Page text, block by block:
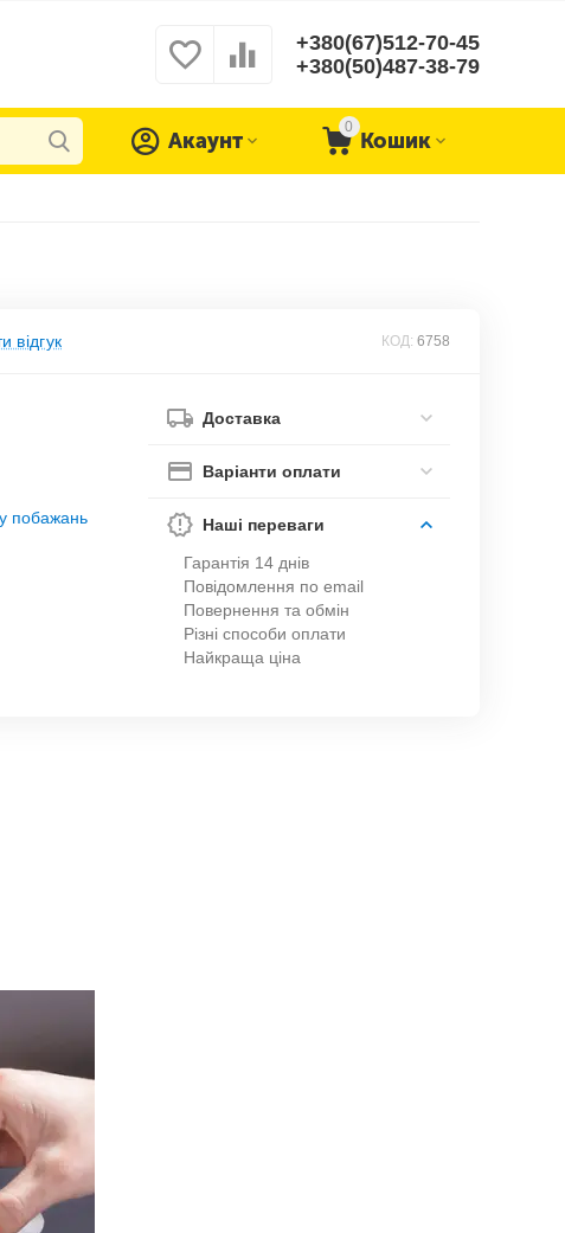
+380(67)512-70-45
+380(50)487-38-79
0
Кошик
Акаунт
відгук КОД: 6758
побажань
Доставка
Варіанти оплати
Наші переваги
Гарантія 14 днів
Повідомлення по email
Повернення та обмін
Різні способи оплати
Найкраща ціна